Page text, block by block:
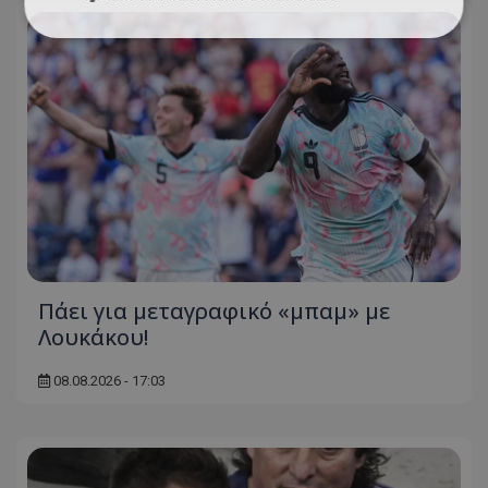
Πάει για μεταγραφικό «μπαμ» με
Λουκάκου!
08.08.2026 - 17:03